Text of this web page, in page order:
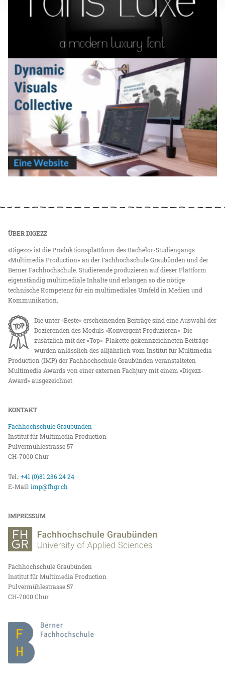
ÜBER DIGEZZ
«Digezz» ist die Produktionsplattform des Bachelor-Studiengangs
«Multimedia Production» an der Fachhochschule Graubünden und der
Berner Fachhochschule. Studierende produzieren auf dieser Plattform
eigenständig multimediale Inhalte und erlangen so die nötige
technische Kompetenz für ein multimediales Umfeld in Medien und
Kommunikation.
Die unter «Beste» erscheinenden Beiträge sind eine Auswahl der
Dozierenden des Moduls «Konvergent Produzieren». Die
zusätzlich mit der «Top»-Plakette gekennzeichneten Beiträge
wurden anlässlich des alljährlich vom Institut für Multimedia
Production (IMP) der Fachhochschule Graubünden veranstalteten
Multimedia Awards von einer externen Fachjury mit einem «Digezz-
Award» ausgezeichnet.
KONTAKT
Fachhochschule Graubünden
Institut für Multimedia Production
Pulvermühlestrasse 57
CH-7000 Chur
Tel.:+41 (0)81 286 24 24
E-Mail:imp@fhgr.ch
IMPRESSUM
Fachhochschule Graubünden
Institut für Multimedia Production
Pulvermühlestrasse 57
CH-7000 Chur